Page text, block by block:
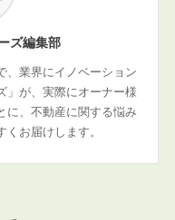
ズ編集部
、業界にイノベーション
」が、実際にオーナー様
に、不動産に関する悩み
お届けします。